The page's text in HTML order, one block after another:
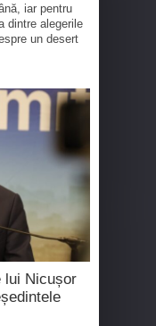
iar pentru
dintre alegerile
un desert
lui Nicușor